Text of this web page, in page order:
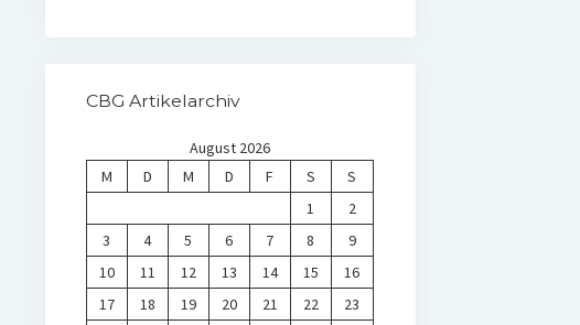
CBG Artikelarchiv
August 2026
M
D M D F S
S
1
2
3
4 5 6 7 8
9
10
11 12 13 14 15
16
17
18 19 20 21 22
23